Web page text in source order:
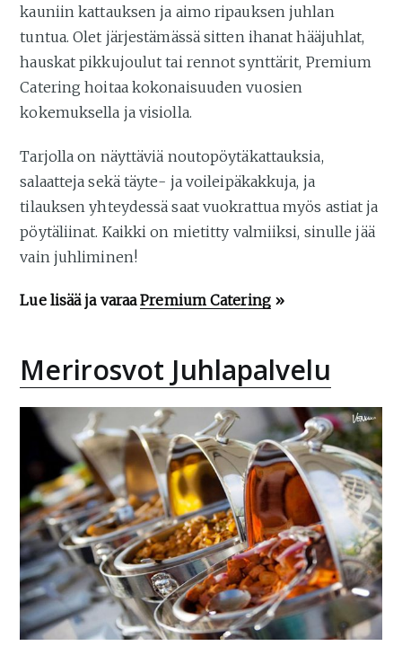
kauniin kattauksen ja aimo ripauksen juhlan
tuntua. Olet järjestämässä sitten ihanat hääjuhlat,
hauskat pikkujoulut tai rennot synttärit, Premium
Catering hoitaa kokonaisuuden vuosien
kokemuksella ja visiolla.
Tarjolla on näyttäviä noutopöytäkattauksia,
salaatteja sekä täyte- ja voileipäkakkuja, ja
tilauksen yhteydessä saat vuokrattua myös astiat ja
pöytäliinat. Kaikki on mietitty valmiiksi, sinulle jää
vain juhliminen!
Lue lisää ja varaaPremium Catering»
Merirosvot Juhlapalvelu